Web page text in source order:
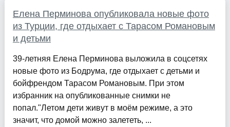
Елена Перминова опубликовала новые фото
из Турции, где отдыхает с Тарасом Романовым
и детьми
39-летняя Елена Перминова выложила в соцсетях
новые фото из Бодрума, где отдыхает с детьми и
бойфрендом Тарасом Романовым. При этом
избранник на опубликованные снимки не
попал."Летом дети живут в моём режиме, а это
значит, что домой можно залететь, ...